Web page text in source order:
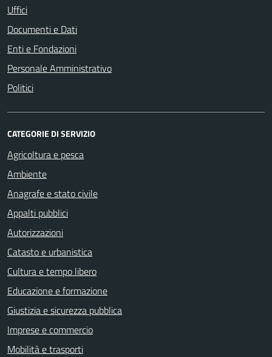
Uffici
Documenti e Dati
Enti e Fondazioni
Personale Amministrativo
Politici
CATEGORIE DI SERVIZIO
Agricoltura e pesca
Ambiente
Anagrafe e stato civile
Appalti pubblici
Autorizzazioni
Catasto e urbanistica
Cultura e tempo libero
Educazione e formazione
Giustizia e sicurezza pubblica
Imprese e commercio
Mobilità e trasporti